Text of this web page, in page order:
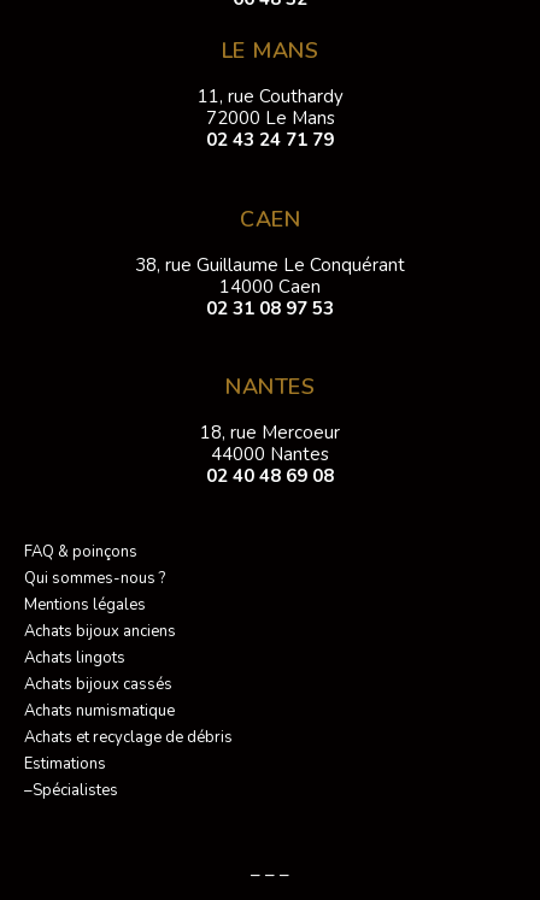
LE MANS
11, rue Couthardy
72000 Le Mans
02 43 24 71 79
CAEN
38, rue Guillaume Le Conquérant
14000 Caen
02 31 08 97 53
NANTES
18, rue Mercoeur
44000 Nantes
02 40 48 69 08
FAQ & poinçons
Qui sommes-nous ?
Mentions légales
Achats bijoux anciens
Achats lingots
Achats bijoux cassés
Achats numismatique
Achats et recyclage de débris
Estimations
–Spécialistes
– – –